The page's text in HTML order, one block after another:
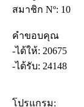
สมาชิก Nº: 10
คำขอบคุณ
-ได้ให้: 20675
-ได้รับ: 24148
โปรแกรม: